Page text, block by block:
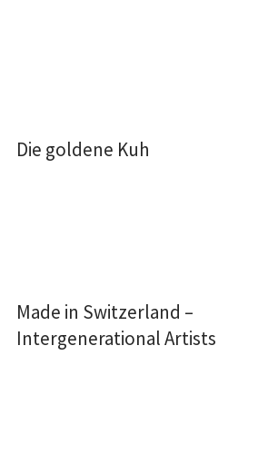
Die goldene Kuh
Made in Switzerland –
Intergenerational Artists